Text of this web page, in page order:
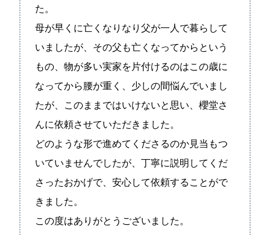
た。
母が早くに亡くなりなり父が一人で暮らして
いましたが、その父も亡くなってからという
もの、物が多い実家を片付けるのはこの歳に
なってから腰が重く、少しの間悩んでいまし
たが、このままではいけないと思い、櫻堂さ
んに依頼させていただきました。
どのような形で進めてくださるのか見当もつ
いていませんでしたが、丁寧に説明してくだ
さったおかげで、安心して依頼することがで
きました。
この度はありがとうございました。